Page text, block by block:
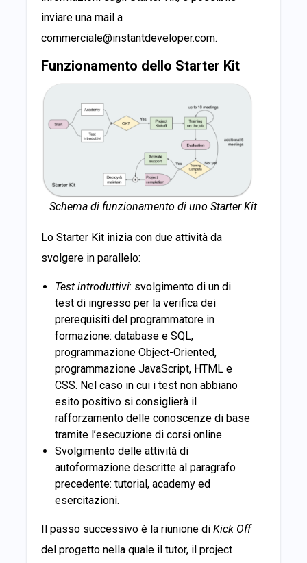
inviare una mail a
commerciale@instantdeveloper.com.
Funzionamento dello Starter Kit
Schema di funzionamento di uno Starter Kit
Lo Starter Kit inizia con due attività da
svolgere in parallelo:
Test introduttivi: svolgimento di un di
test di ingresso per la verifica dei
prerequisiti del programmatore in
formazione: database e SQL,
programmazione Object-Oriented,
programmazione JavaScript, HTML e
CSS. Nel caso in cui i test non abbiano
esito positivo si consiglierà il
rafforzamento delle conoscenze di base
tramite l’esecuzione di corsi online.
Svolgimento delle attività di
autoformazione descritte al paragrafo
precedente: tutorial, academy ed
esercitazioni.
Il passo successivo è la riunione di Kick Off
del progetto nella quale il tutor, il project